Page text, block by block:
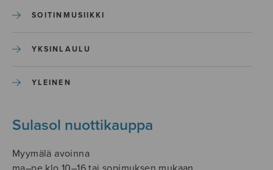
SOITINMUSIIKKI
YKSINLAULU
YLEINEN
Sulasol nuottikauppa
Myymälä avoinna